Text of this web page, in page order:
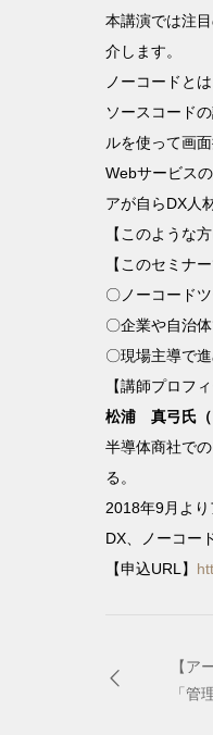
本講演では注
介します。
ノーコードと
ソースコード
ルを使って画
Webサービス
アが自らDX人
【このような
【このセミナ
〇ノーコード
〇企業や自治
〇現場主導で
【講師プロフィ
松浦 真弓氏（
半導体商社で
る。
2018年9月よ
DX、ノーコー
【申込URL】
【ア
「管